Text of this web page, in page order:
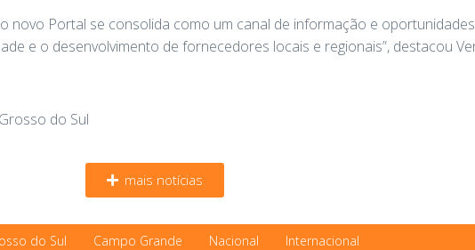
novo Portal se consolida como um canal de informação e
e o desenvolvimento de fornecedores locais e regionais”, destacou
do Sul
mais notícias
do Sul Campo Grande Nacional Internacional